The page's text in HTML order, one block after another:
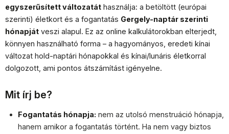
egyszerűsített változatát használja: a betöltött (európai
szerinti) életkort és a fogantatás Gergely-naptár szerinti
hónapját veszi alapul. Ez az online kalkulátorokban elterjedt,
könnyen használható forma – a hagyományos, eredeti kínai
változat hold-naptári hónapokkal és kínai/lunáris életkorral
dolgozott, ami pontos átszámítást igényelne.
Mit írj be?
Fogantatás hónapja: nem az utolsó menstruáció hónapja,
hanem amikor a fogantatás történt. Ha nem vagy biztos